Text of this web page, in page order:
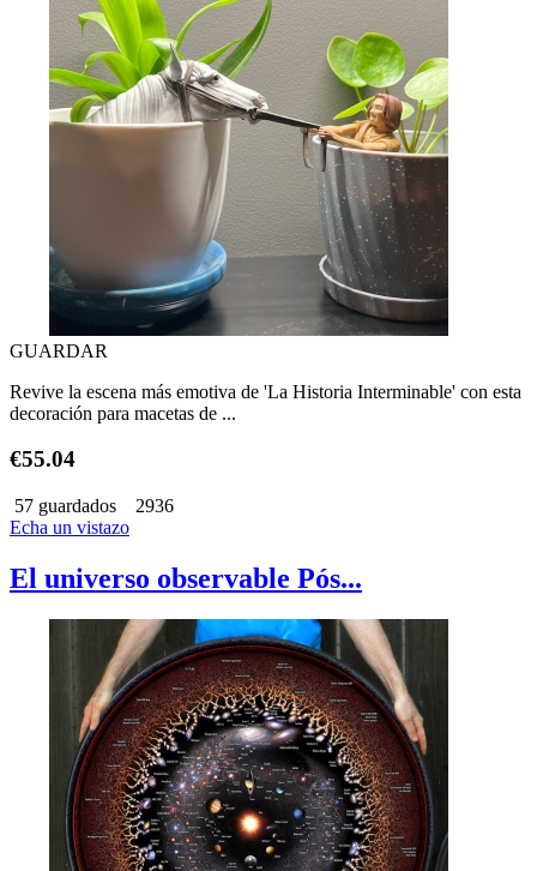
GUARDAR
Revive la escena más emotiva de 'La Historia Interminable' con esta
decoración para macetas de ...
€55.04
57 guardados
2936
Echa un vistazo
El universo observable Pós...